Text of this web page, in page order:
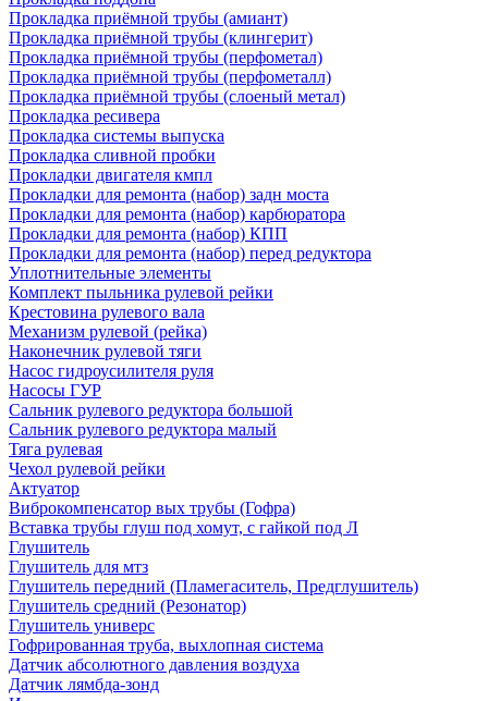
Прокладка приёмной трубы (амиант)
Прокладка приёмной трубы (клингерит)
Прокладка приёмной трубы (перфометал)
Прокладка приёмной трубы (перфометалл)
Прокладка приёмной трубы (слоеный метал)
Прокладка ресивера
Прокладка системы выпуска
Прокладка сливной пробки
Прокладки двигателя кмпл
Прокладки для ремонта (набор) задн моста
Прокладки для ремонта (набор) карбюратора
Прокладки для ремонта (набор) КПП
Прокладки для ремонта (набор) перед редуктора
Уплотнительные элементы
Комплект пыльника рулевой рейки
Крестовина рулевого вала
Механизм рулевой (рейка)
Наконечник рулевой тяги
Насос гидроусилителя руля
Насосы ГУР
Сальник рулевого редуктора большой
Сальник рулевого редуктора малый
Тяга рулевая
Чехол рулевой рейки
Актуатор
Виброкомпенсатор вых трубы (Гофра)
Вставка трубы глуш под хомут, с гайкой под Л
Глушитель
Глушитель для мтз
Глушитель передний (Пламегаситель, Предглушитель)
Глушитель средний (Резонатор)
Глушитель универс
Гофрированная труба, выхлопная система
Датчик абсолютного давления воздуха
Датчик лямбда-зонд